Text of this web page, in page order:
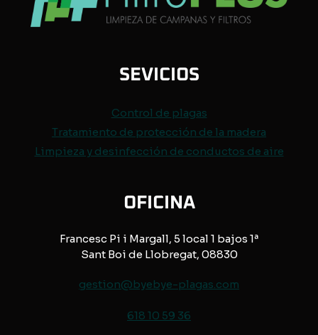
SEVICIOS
Control de plagas
Tratamiento de protección de la madera
Limpieza y desinfección de conductos de aire
OFICINA
Francesc Pi i Margall, 5 local 1 bajos 1ª
Sant Boi de Llobregat, 08830
gestion@byebye-plagas.com
618 10 59 36